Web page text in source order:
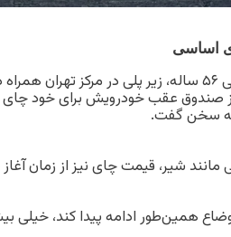
اساسی
حسین فرمانی، راننده تاکسی ۵۶ ساله، زیر پلی در
صندوق عقب خودرویش برای خود چای
سخن گفت.
همین‌طور ادامه پیدا کند، خیلی